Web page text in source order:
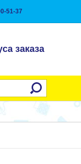
51-37
заказа